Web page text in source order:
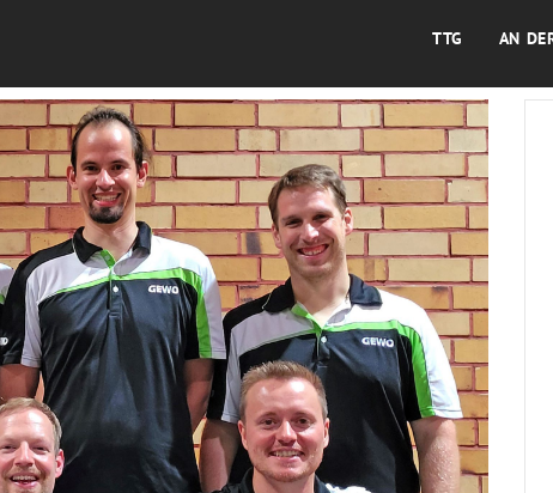
TTG AN